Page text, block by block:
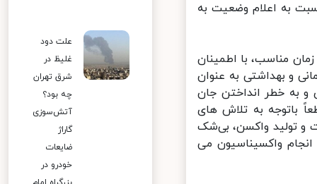
به اعلام وضعیت به
مناسب، با اطمینان
و بهداشتی به عنوان
به خطر انداختن جان
باتوجه به تلاش­ های
و تولید واکسن، بی­‌شک
واکسیناسیون می
علت دود
غلیظ در
شرق تهران
چه بود؟
آتش‌سوزی
گاراژ
ضایعات
خودرو در